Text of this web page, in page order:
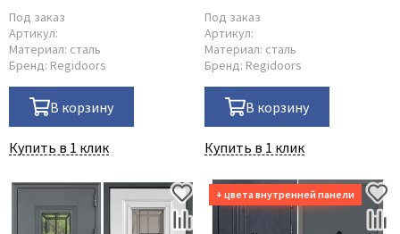
Под заказ
Артикул:
Материал: сталь
Бренд: Regidoors
В корзину
Купить в 1 клик
Под заказ
Артикул:
Материал: сталь
Бренд: Regidoors
В корзину
Купить в 1 клик